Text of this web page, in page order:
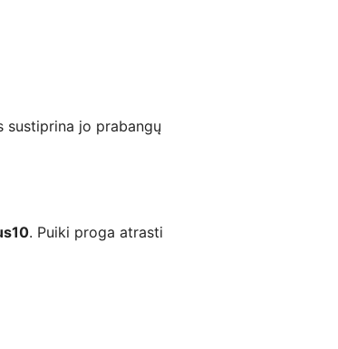
sustiprina jo prabangų
. Puiki proga atrasti